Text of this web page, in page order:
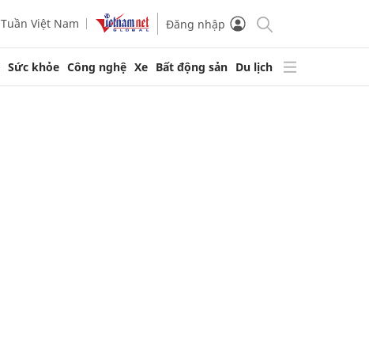
Tuần Việt Nam Đăng nhập
Sức khỏe Công nghệ Xe Bất động sản Du lịch